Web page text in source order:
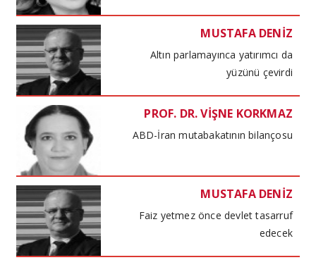
MUSTAFA DENİZ
Altın parlamayınca yatırımcı da
yüzünü çevirdi
PROF. DR. VİŞNE KORKMAZ
ABD-İran mutabakatının bilançosu
MUSTAFA DENİZ
Faiz yetmez önce devlet tasarruf
edecek